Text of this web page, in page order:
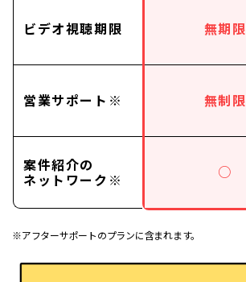
ビデオ視聴期限
営業サポート※
案件紹介の
ネットワーク※
無期限
無制限
○
※アフターサポートのプランに含まれます。